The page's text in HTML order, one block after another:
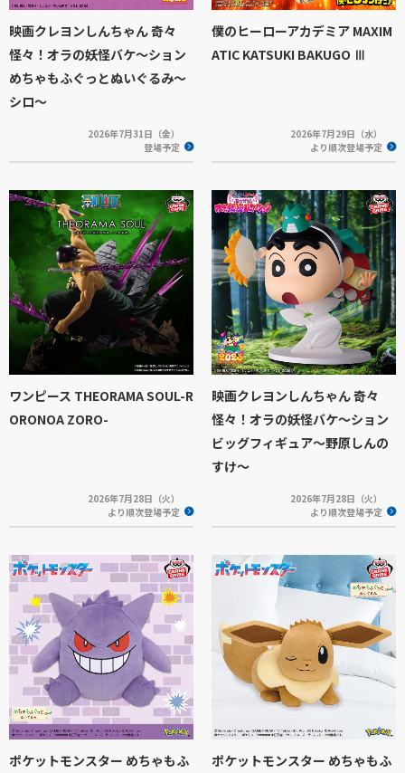
映画クレヨンしんちゃん 奇々
怪々！オラの妖怪バケ～ション
めちゃもふぐっとぬいぐるみ～
シロ～
2026年7月31日（金）
登場予定
僕のヒーローアカデミア MAXIM
ATIC KATSUKI BAKUGO Ⅲ
2026年7月29日（水）
より順次登場予定
ワンピース THEORAMA SOUL-R
ORONOA ZORO-
2026年7月28日（火）
より順次登場予定
映画クレヨンしんちゃん 奇々
怪々！オラの妖怪バケ～ション
ビッグフィギュア～野原しんの
すけ～
2026年7月28日（火）
より順次登場予定
ポケットモンスター めちゃもふ
ポケットモンスター めちゃもふ